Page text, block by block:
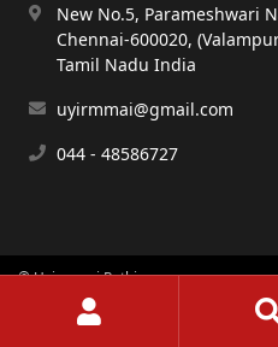
New No.5, Parameshwari
Chennai-600020,
Tamil Nadu India
uyirmmai@gmail.com
044 - 48586727
© Uyirmmai Pathippagam
designed & developed